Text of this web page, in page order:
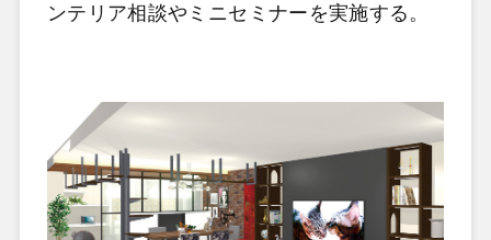
ンテリア相談やミニセミナーを実施する。